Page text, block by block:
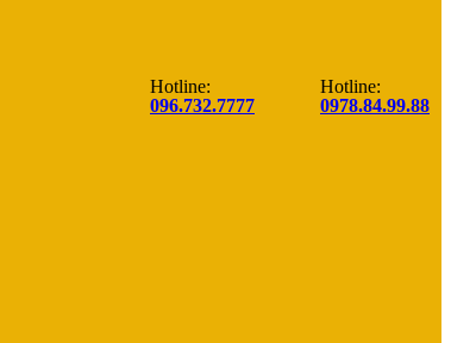
Hotline:
096.732.7777
Hotline:
0978.84.99.88